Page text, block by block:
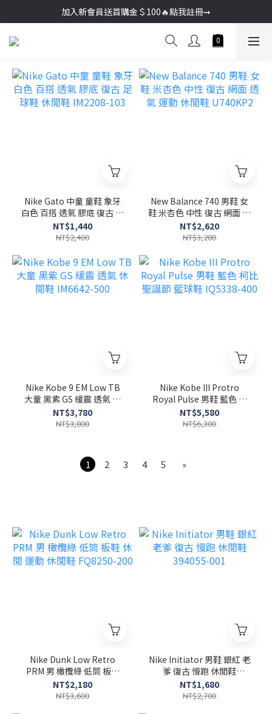
加入新會員送首購金＄100🔥點我註冊➞
加入新會員送首購金＄100🔥點我註冊➞
🚚超商取貨滿＄2000免運／宅配滿＄3000免運
Nike Gato 中童 童鞋 象牙
白色 百搭 透氣 膠底 復古 足
球鞋 休閒鞋 IM2208-103
NT$1,440
NT$2,400
New Balance 740 男鞋 女
鞋 米杏色 中性 復古 網面 透
氣 運動 休閒鞋 U740KP2
NT$2,620
NT$3,280
Nike Kobe 9 EM Low TB
大童 黑紫 GS 緩震 透氣 休
閒鞋 IM6642-500
NT$3,780
NT$3,800
Nike Kobe III Protro
Royal Pulse 男鞋 藍色 柯
比 聖誕節 籃球鞋 IQ5338-
400
NT$5,580
NT$6,300
1 2 3 4 5 »
Nike Dunk Low Retro
PRM 男 橄欖綠 低筒 板鞋
休閒 運動 休閒鞋 FQ8250-
200
NT$2,180
NT$3,600
Nike Initiator 男鞋 銀紅 老
爹 復古 慢跑 休閒鞋
394055-001
NT$1,680
NT$2,700